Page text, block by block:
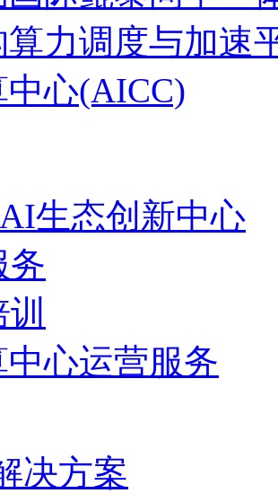
算力调度与加速
中心(AICC)
生态创新中心
务
中心运营服务
决方案